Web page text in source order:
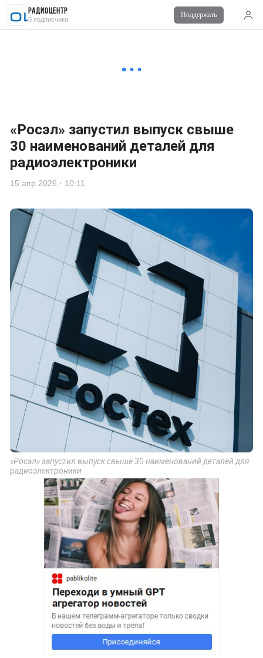
Радиоцентр
0 подписчики
Поддержать
Читайте также
«Росэл» запустил выпуск свыше
30 наименований деталей для
радиоэлектроники
15 апр 2026 · 10:11
«Росэл» запустил выпуск свыше 30 наименований деталей для
радиоэлектроники